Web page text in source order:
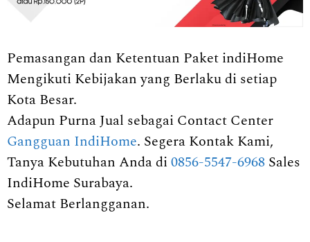
Pemasangan dan Ketentuan Paket indiHome
Mengikuti Kebijakan yang Berlaku di setiap
Kota Besar.
Adapun Purna Jual sebagai Contact Center
Gangguan IndiHome. Segera Kontak Kami,
Tanya Kebutuhan Anda di 0856-5547-6968 Sales
IndiHome Surabaya.
Selamat Berlangganan.